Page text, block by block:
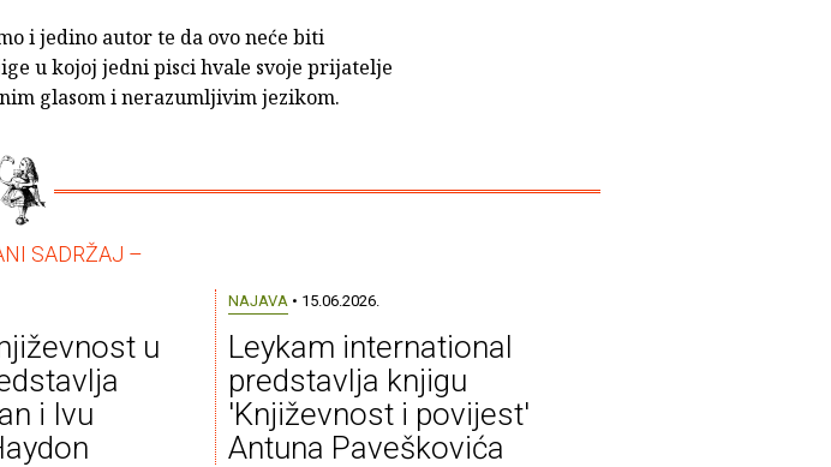
i jedino autor te da ovo neće biti
u kojoj jedni pisci hvale svoje prijatelje
glasom i nerazumljivim jezikom.
SADRŽAJ –
u
i Ivu
NAJAVA • 15.06.2026.
Leykam international
predstavlja knjigu
'Književnost i povijest'
Antuna Paveškovića